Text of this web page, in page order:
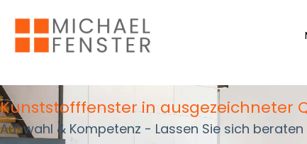
Kunststofffenster in ausgezeichneter
Auswahl & Kompetenz - Lassen Sie sich beraten